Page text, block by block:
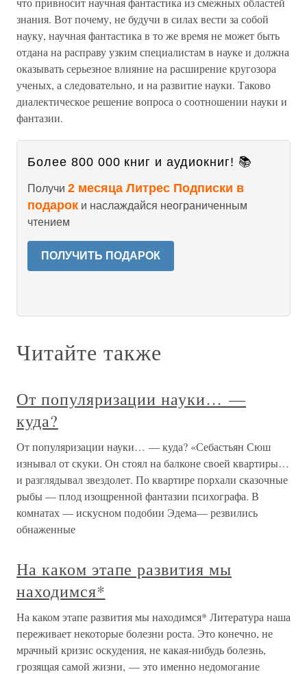
знания. Вот почему, не будучи в силах вести за собой
науку, научная фантастика в то же время не может быть
отдана на расправу узким специалистам в науке и должна
оказывать серьезное влияние на расширение кругозора
ученых, а следовательно, и на развитие науки. Таково
диалектическое решение вопроса о соотношении науки и
фантазии.
Более 800 000 книг и аудиокниг! 📚
Получи 2 месяца Литрес Подписки в
подарок и наслаждайся неограниченным
чтением
ПОЛУЧИТЬ ПОДАРОК
Читайте также
От популяризации науки… —
куда?
От популяризации науки… — куда? «Себастьян Сюш
изнывал от скуки. Он стоял на балконе своей квартиры…
и разглядывал звездолет. По квартире порхали сказочные
рыбы — плод изощренной фантазии психографа. В
комнатах — искусном подобии Эдема— резвились
обнаженные
На каком этапе развития мы
находимся*
На каком этапе развития мы находимся* Литература наша
переживает некоторые болезни роста. Это конечно, не
мрачный кризис оскудения, не какая-нибудь болезнь,
грозящая самой жизни, — это именно недомогание